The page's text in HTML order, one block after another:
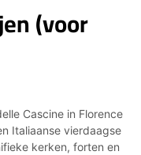
(voor
Cascine in Florence
Italiaanse vierdaagse
kerken, forten en